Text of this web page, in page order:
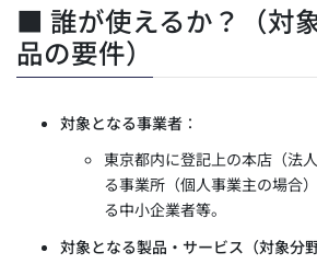
■ 誰が使えるか？（対
品の要件）
対象となる事業者 ：
東京都内に登記上の本店（法
る事業所（個人事業主の場合
る中小企業者等。
対象となる製品・サービス（対象分野